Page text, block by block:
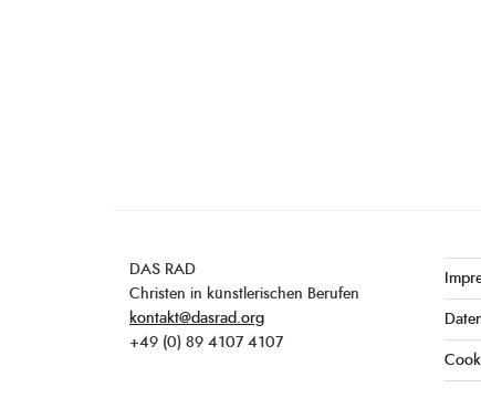
DAS RAD
Christen in künstlerischen Berufen
kontakt@dasrad.org
+49 (0) 89 4107 4107